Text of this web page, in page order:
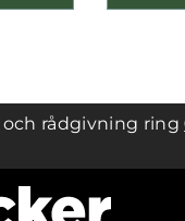
och rådgivning ring